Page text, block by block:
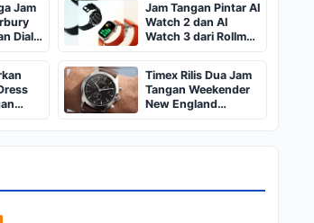
Jam
Dial
Jam Tangan Pintar AI
Watch 2 dan AI
Watch 3 dari Rollme,
Harga Mulai Rp600
Ribuan
Timex Rilis Dua Jam
Tangan Weekender
New England
Chronograph di AS